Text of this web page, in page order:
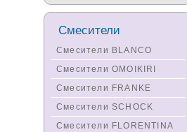
Смесители
Смесители BLANCO
Смесители OMOIKIRI
Смесители FRANKE
Смесители SCHOCK
Смесители FLORENTINA